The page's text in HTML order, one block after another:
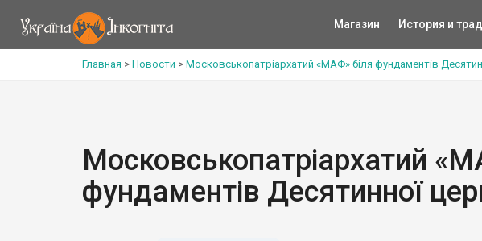
Магазин История и
Главная > Новости > Московськопатріархатий «МАФ» біля фундаментів
Московськопатріархатий
фундаментів Десятинної